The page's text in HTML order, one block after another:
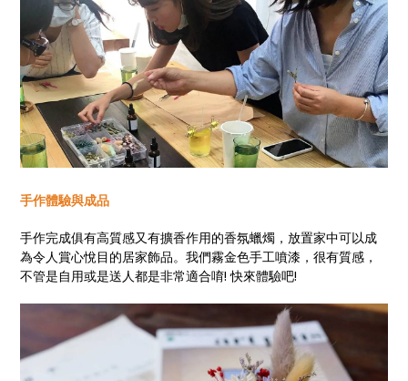
手作體驗與成品
手作完成俱有高質感又有擴香作用的香氛蠟燭，放置家中可以成
為令人賞心悅目的居家飾品。我們霧金色手工噴漆，很有質感，
不管是自用或是送人都是非常適合唷! 快來體驗吧!